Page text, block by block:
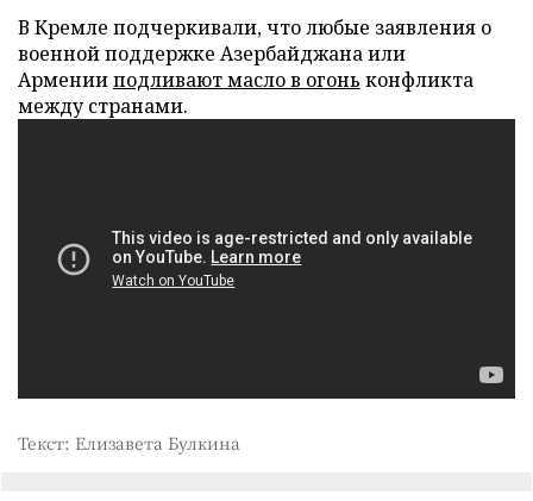
В Кремле подчеркивали, что любые заявления о
военной поддержке Азербайджана или
Арменииподливают масло в огонь конфликта
между странами.
Текст: Елизавета Булкина